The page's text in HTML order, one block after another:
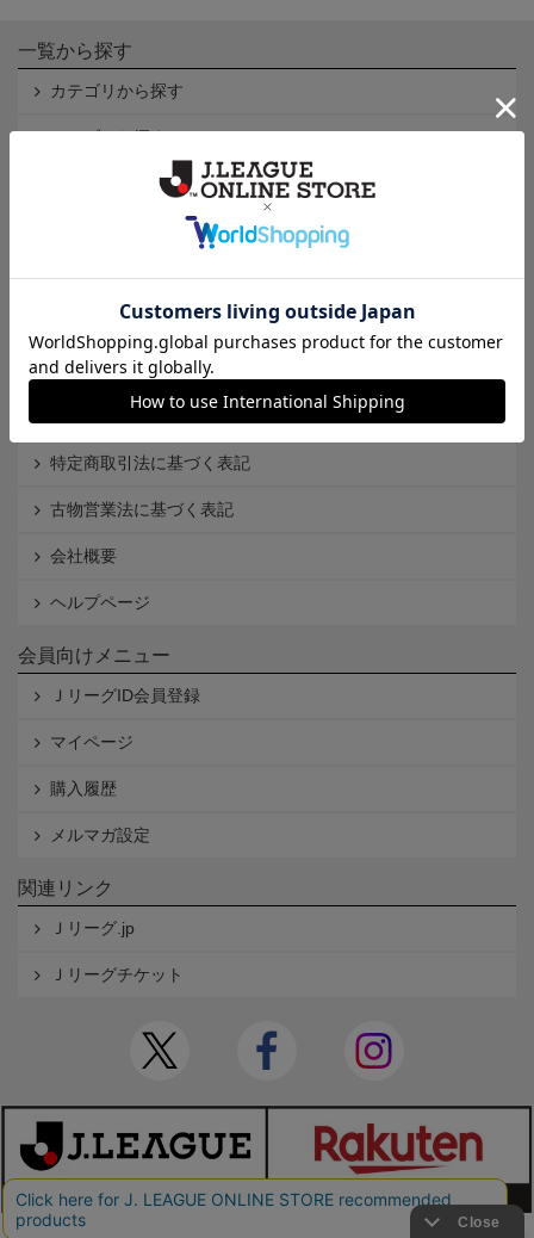
一覧から探す
カテゴリから探す
クラブから探す
Ｊ2
Ｊリーグオンラインストアとは
個人情報保護方針
特定商取引法に基づく表記
古物営業法に基づく表記
会社概要
ヘルプページ
会員向けメニュー
ＪリーグID会員登録
マイページ
購入履歴
メルマガ設定
関連リンク
Ｊリーグ.jp
Ｊリーグチケット